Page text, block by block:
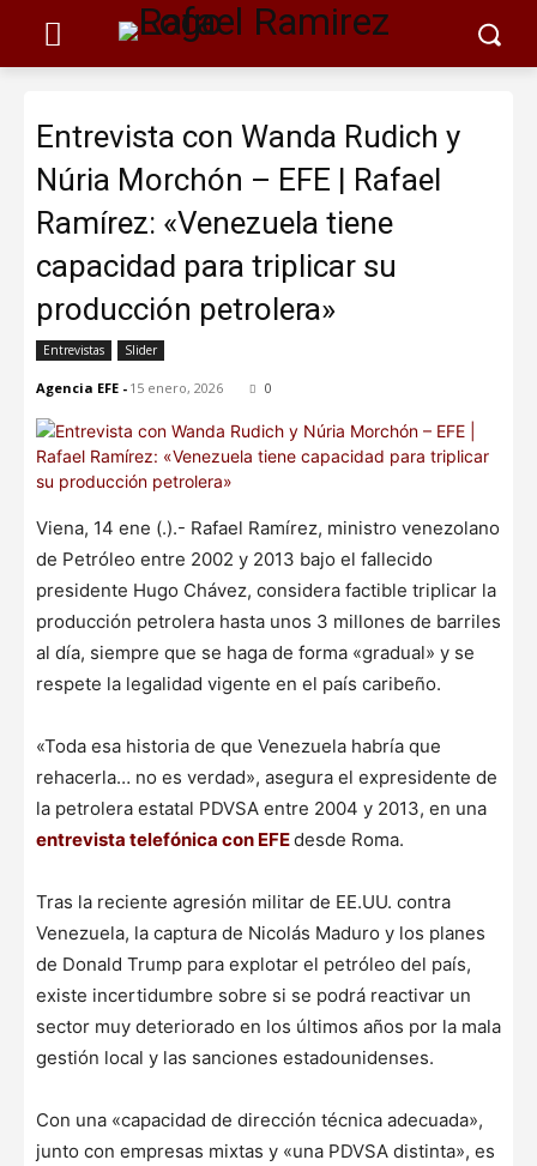
Entrevista con Wanda Rudich y
Núria Morchón – EFE | Rafael
Ramírez: «Venezuela tiene
capacidad para triplicar su
producción petrolera»
Entrevistas Slider
Agencia EFE - 15 enero, 2026 0
Viena, 14 ene (.).- Rafael Ramírez, ministro venezolano
de Petróleo entre 2002 y 2013 bajo el fallecido
presidente Hugo Chávez, considera factible triplicar la
producción petrolera hasta unos 3 millones de barriles
al día, siempre que se haga de forma «gradual» y se
respete la legalidad vigente en el país caribeño.
«Toda esa historia de que Venezuela habría que
rehacerla… no es verdad», asegura el expresidente de
la petrolera estatal PDVSA entre 2004 y 2013, en una
entrevista telefónica con EFEdesde Roma.
Tras la reciente agresión militar de EE.UU. contra
Venezuela, la captura de Nicolás Maduro y los planes
de Donald Trump para explotar el petróleo del país,
existe incertidumbre sobre si se podrá reactivar un
sector muy deteriorado en los últimos años por la mala
gestión local y las sanciones estadounidenses.
Con una «capacidad de dirección técnica adecuada»,
junto con empresas mixtas y «una PDVSA distinta», es